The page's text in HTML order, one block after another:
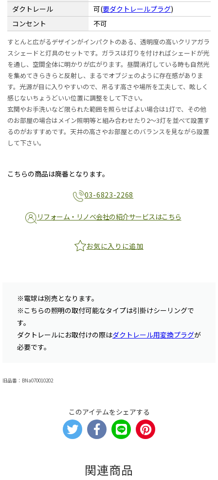
ダクトレール
可(要ダクトレールプラグ)
コンセント
不可
すとんと広がるデザインがインパクトのある、透明度の高いクリアガラ
スシェードと灯具のセットです。ガラスは灯りを付ければシェードが光
を通し、空間全体に明かりが広がります。昼間消灯している時も自然光
を集めてきらきらと反射し、まるでオブジェのように存在感がありま
す。光源が目に入りやすいので、吊るす高さや場所を工夫して、眩しく
感じないちょうどいい位置に調整をして下さい。
玄関やお手洗いなど限られた範囲を照らせばよい場合は1灯で、その他
のお部屋の場合はメイン照明等と組み合わせたり2〜3灯を並べて設置す
るのがおすすめです。天井の高さやお部屋とのバランスを見ながら設置
して下さい。
こちらの商品は廃番となります。
03-6823-2268
リフォーム・リノベ会社の紹介サービスはこちら
お気に入りに追加
※電球は別売となります。
※こちらの照明の取付可能なタイプは引掛けシーリングで
す。
ダクトレールにお取付けの際はダクトレール用変換プラグが
必要です。
旧品番：BNa070010202
このアイテムをシェアする
関連商品